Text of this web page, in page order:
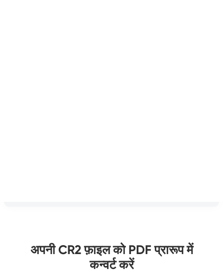
अपनी CR2 फ़ाइल को PDF प्रारूप में
कन्वर्ट करें